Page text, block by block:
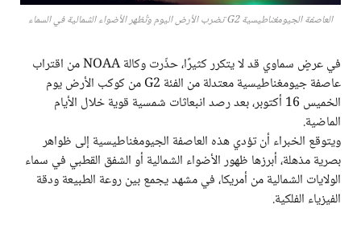
العاصفة الجيومغناطيسية G2 تضرب الأرض اليوم وتُظهر الأضواء الشمالية في السماء
في عرضٍ سماوي قد لا يتكرر كثيرًا، حذّرت وكالة NOAA من اقتراب
عاصفة جيومغناطيسية معتدلة من الفئة G2 من كوكب الأرض يوم
الخميس 16 أكتوبر، بعد رصد انبعاثات شمسية قوية خلال الأيام
الماضية.
ويتوقع الخبراء أن تؤدي هذه العاصفة الجيومغناطيسية إلى ظواهر
بصرية مذهلة، أبرزها ظهور الأضواء الشمالية أو الشفق القطبي في سماء
الولايات الشمالية من أمريكا، في مشهد يجمع بين روعة الطبيعة ودقة
الفيزياء الفلكية.